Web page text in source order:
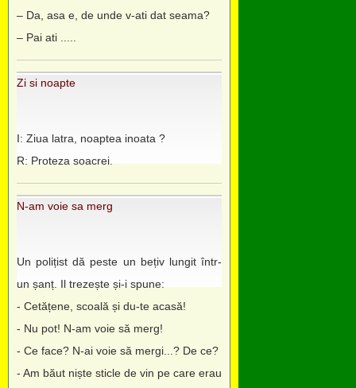
– Da, asa e, de unde v-ati dat seama?
– Pai ati .....
Zi si noapte
I: Ziua latra, noaptea inoata ?
R: Proteza soacrei.
N-am voie sa merg
Un polițist dă peste un bețiv lungit într-
un șanț. Il trezește și-i spune:
- Cetățene, scoală și du-te acasă!
- Nu pot! N-am voie să merg!
- Ce face? N-ai voie să mergi...? De ce?
- Am băut niște sticle de vin pe care erau